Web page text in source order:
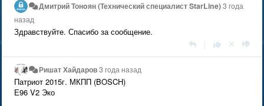
Дмитрий Тонoян (Технический специалист StarLine)3 года
назад
Здравствуйте. Спасибо за сообщение.
Ришат Хайдаров3 года назад
Патриот 2015г. МКПП (BOSCH)
Е96 V2 Эко